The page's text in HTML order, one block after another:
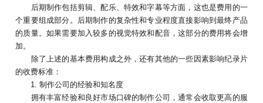
后期制作包括剪辑、配乐、特效和字幕等方面，这也是费用的一
个重要组成部分。后期制作的复杂性和专业程度直接影响到最终产品
的质量。如果需要加入较多的视觉特效和配音，这部分的费用将会增
加。
除了上述的基本费用构成之外，还有其他的一些因素影响纪录片
的收费标准：
1. 制作公司的经验和知名度
拥有丰富经验和良好市场口碑的制作公司，通常会收取更高的服